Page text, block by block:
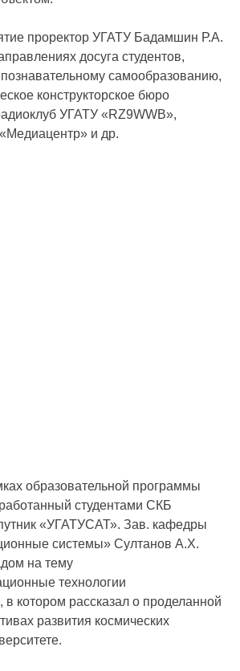
проректор УГАТУ Бадамшин Р.А.
досуга студентов,
самообразованию,
конструкторское бюро
УГАТУ «RZ9WWB»,
и др.
образовательной программы
студентами СКБ
«УГАТУСАТ». Зав. кафедры
системы» Султанов А.Х.
на тему
технологии
в котором рассказал о проделанной
развития космических